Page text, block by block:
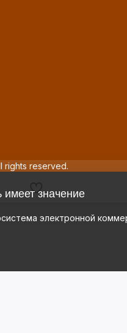
rights reserved.
значение
электронной